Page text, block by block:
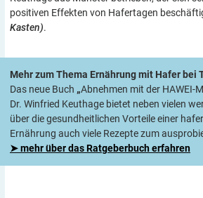
positiven Effekten von Hafertagen
Kasten).
Mehr zum Thema Ernährung mit Hafer bei
Das neue Buch „Abnehmen mit der HAWEI-
Dr. Winfried Keuthage bietet neben vielen
über die gesundheitlichen Vorteile einer
Ernährung auch viele Rezepte zum
➤ mehr über das Ratgeberbuch erfahren